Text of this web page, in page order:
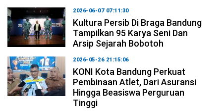
2026-06-07 07:11:30
Kultura Persib Di Braga Bandung
Tampilkan 95 Karya Seni Dan
Arsip Sejarah Bobotoh
2026-05-26 21:15:06
KONI Kota Bandung Perkuat
Pembinaan Atlet, Dari Asuransi
Hingga Beasiswa Perguruan
Tinggi